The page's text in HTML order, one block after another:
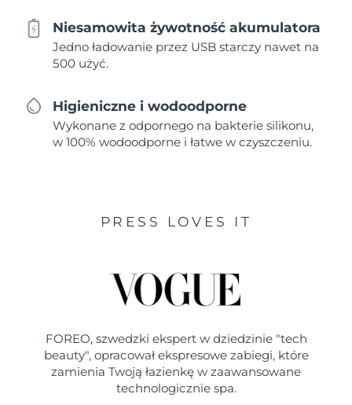
Niesamowita żywotność akumulatora
Jedno ładowanie przez USB starczy nawet na
500 użyć.
Higieniczne i wodoodporne
Wykonane z odpornego na bakterie silikonu,
w 100% wodoodporne i łatwe w czyszczeniu.
PRESS LOVES IT
FOREO, szwedzki ekspert w dziedzinie "tech
beauty", opracował ekspresowe zabiegi, które
zamienia Twoją łazienkę w zaawansowane
technologicznie spa.